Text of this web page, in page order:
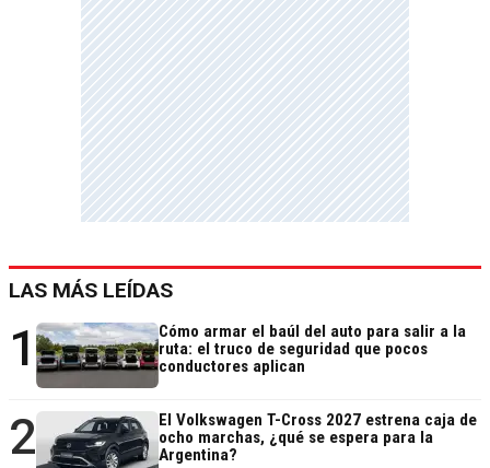
LAS MÁS LEÍDAS
1
Cómo armar el baúl del auto para salir a la
ruta: el truco de seguridad que pocos
conductores aplican
2
El Volkswagen T-Cross 2027 estrena caja de
ocho marchas, ¿qué se espera para la
Argentina?